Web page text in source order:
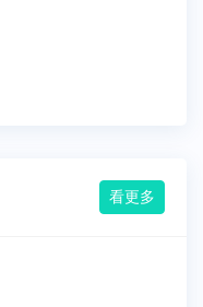
看更多